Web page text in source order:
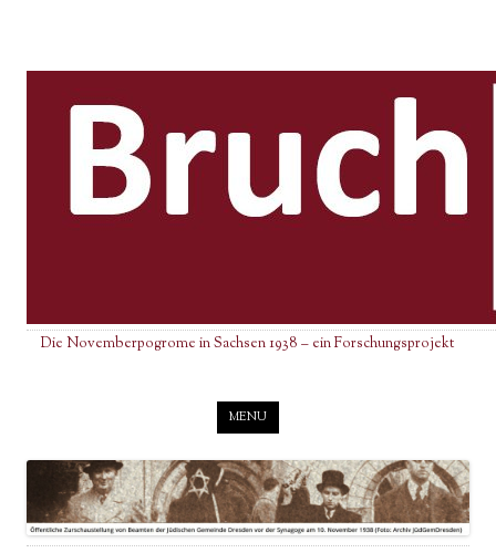
Die Novemberpogrome in Sachsen 1938 – ein Forschungsprojekt
MENU